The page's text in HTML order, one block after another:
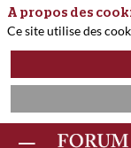
A propos des
Ce site utilise des